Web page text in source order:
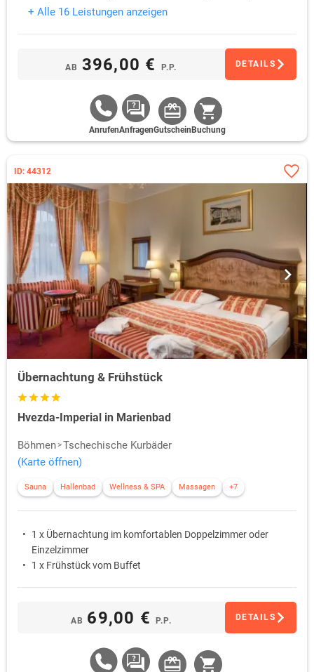
Chefkochs) inkl. Flasche Hauswein (eine Flasche pro Paar)
+ Alle 16 Leistungen anzeigen
AB 396,00 € P.P. DETAILS
AnrufenAnfragenGutschein Buchung
ID: 44312
Übernachtung & Frühstück
Hvezda-Imperial in Marienbad
Böhmen Tschechische Kurbäder
(Karte öffnen)
Sauna Hallenbad Wellness & SPA Massagen +7
1 x Übernachtung im komfortablen Doppelzimmer oder
Einzelzimmer
1 x Frühstück vom Buffet
AB 69,00 € P.P. DETAILS